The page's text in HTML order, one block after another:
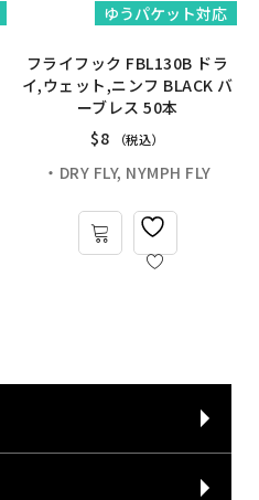
ゆうパケット対応
フライフック FBL130B ドラ
イ,ウェット,ニンフ BLACK バ
ーブレス 50本
$8 （税込）
・DRY FLY, NYMPH FLY